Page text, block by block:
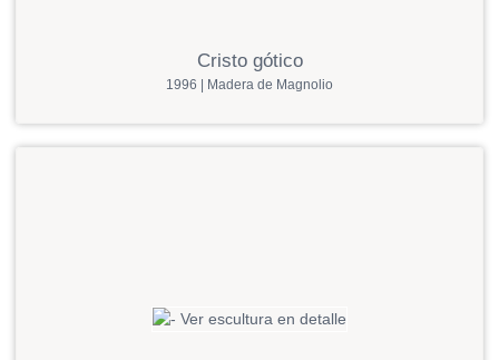
Cristo gótico
1996 | Madera de Magnolio